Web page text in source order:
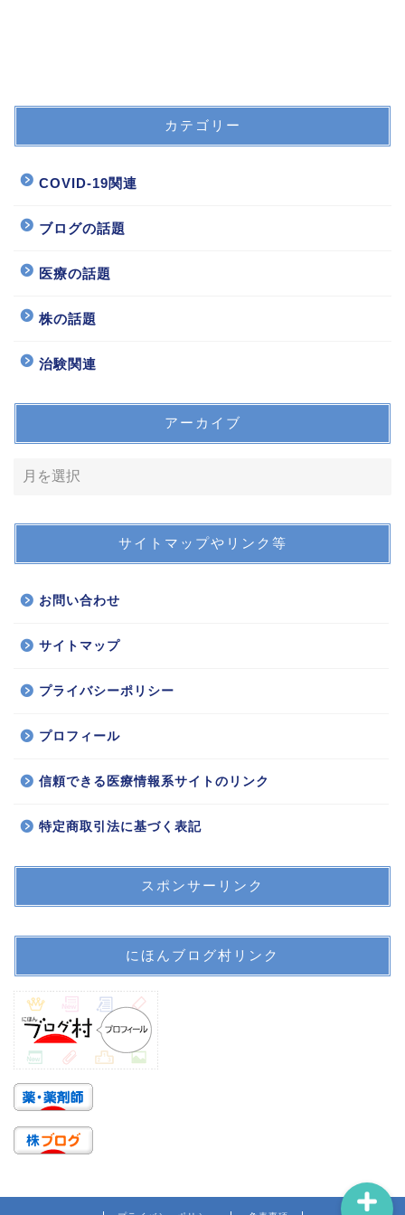
カテゴリー
COVID-19関連
ブログの話題
医療の話題
株の話題
治験関連
アーカイブ
サイトマップやリンク等
お問い合わせ
サイトマップ
プライバシーポリシー
プロフィール
信頼できる医療情報系サイトのリンク
特定商取引法に基づく表記
スポンサーリンク
にほんブログ村リンク